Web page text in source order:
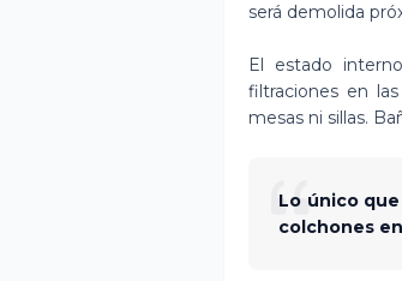
será demolida
El estado
filtraciones en
mesas ni sillas.
Lo único
colchones